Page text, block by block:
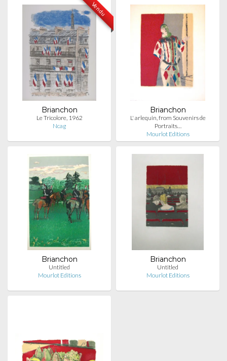
Vendu
Brianchon
Le Tricolore, 1962
Ncag
Brianchon
L' arlequin, from Souvenirs de
Portraits…
Mourlot Editions
Brianchon
Untitled
Mourlot Editions
Brianchon
Untitled
Mourlot Editions